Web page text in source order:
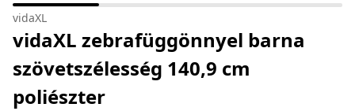
vidaXL
vidaXL zebrafüggönnyel barna
szövetszélesség 140,9 cm
poliészter